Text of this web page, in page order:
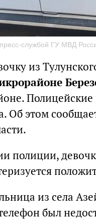
службой ГУ МВД
из
Полицейские
Об этом
полиции,
из села
был